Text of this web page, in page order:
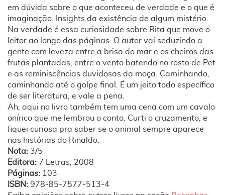
em dúvida sobre o que aconteceu de verdade e o que é
imaginação. Insights da existência de algum mistério.
Na verdade é essa curiosidade sobre Rita que move o
leitor ao longo das páginas. O autor vai seduzindo a
gente com leveza entre a brisa do mar e os cheiros das
frutas plantadas, entre o vento batendo no rosto de Pet
e as reminiscências duvidosas da moça. Caminhando,
caminhando até o golpe final. É um jeito todo específico
de ser literatura, e vale a pena.
Ah, aqui no livro também tem uma cena com um cavalo
onírico que me lembrou o conto. Curti o cruzamento, e
fiquei curiosa pra saber se o animal sempre aparece
nas histórias do Rinaldo.
Nota: 3/5
Editora: 7 Letras, 2008
Páginas: 103
ISBN: 978-85-7577-513-4